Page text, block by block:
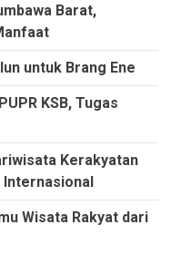
Barat,
untuk Brang Ene
KSB, Tugas
Kerakyatan
Internasional
Wisata Rakyat dari